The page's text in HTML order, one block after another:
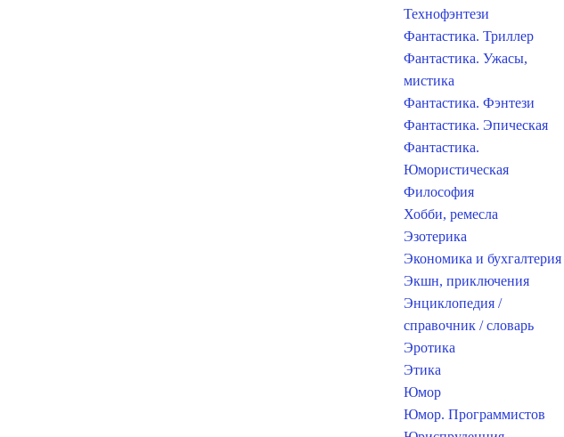
Технофэнтези
Фантастика. Триллер
Фантастика. Ужасы,
мистика
Фантастика. Фэнтези
Фантастика. Эпическая
Фантастика.
Юмористическая
Философия
Хобби, ремесла
Эзотерика
Экономика и бухгалтерия
Экшн, приключения
Энциклопедия /
справочник / словарь
Эротика
Этика
Юмор
Юмор. Программистов